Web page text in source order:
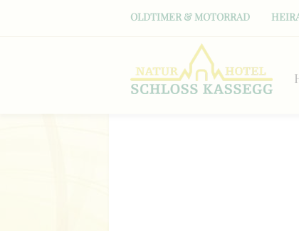
OLDTIMER & MOTORRAD